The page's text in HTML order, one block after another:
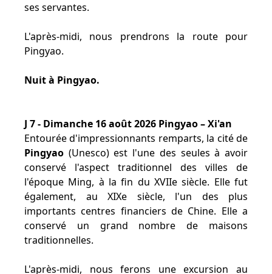
ses servantes.
L'après-midi, nous prendrons la route pour
Pingyao.
Nuit à Pingyao.
J 7 - Dimanche 16 août 2026 Pingyao – Xi'an
Entourée d'impressionnants remparts, la cité de
Pingyao (Unesco) est l'une des seules à avoir
conservé l'aspect traditionnel des villes de
l'époque Ming, à la fin du XVIIe siècle. Elle fut
également, au XIXe siècle, l'un des plus
importants centres financiers de Chine. Elle a
conservé un grand nombre de maisons
traditionnelles.
L'après-midi, nous ferons une excursion au